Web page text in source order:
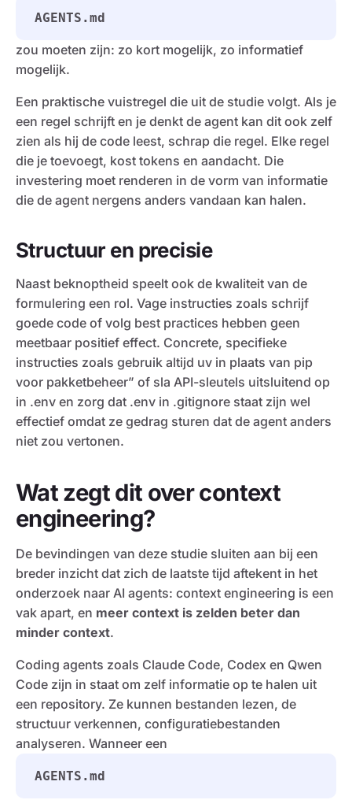
AGENTS.md
zou moeten zijn: zo kort mogelijk, zo informatief
mogelijk.
Een praktische vuistregel die uit de studie volgt. Als je
een regel schrijft en je denkt de agent kan dit ook zelf
zien als hij de code leest, schrap die regel. Elke regel
die je toevoegt, kost tokens en aandacht. Die
investering moet renderen in de vorm van informatie
die de agent nergens anders vandaan kan halen.
Structuur en precisie
Naast beknoptheid speelt ook de kwaliteit van de
formulering een rol. Vage instructies zoals schrijf
goede code of volg best practices hebben geen
meetbaar positief effect. Concrete, specifieke
instructies zoals gebruik altijd uv in plaats van pip
voor pakketbeheer” of sla API-sleutels uitsluitend op
in .env en zorg dat .env in .gitignore staat zijn wel
effectief omdat ze gedrag sturen dat de agent anders
niet zou vertonen.
Wat zegt dit over context
engineering?
De bevindingen van deze studie sluiten aan bij een
breder inzicht dat zich de laatste tijd aftekent in het
onderzoek naar AI agents: context engineering is een
vak apart, en meer context is zelden beter dan
minder context.
Coding agents zoals Claude Code, Codex en Qwen
Code zijn in staat om zelf informatie op te halen uit
een repository. Ze kunnen bestanden lezen, de
structuur verkennen, configuratiebestanden
analyseren. Wanneer een
AGENTS.md